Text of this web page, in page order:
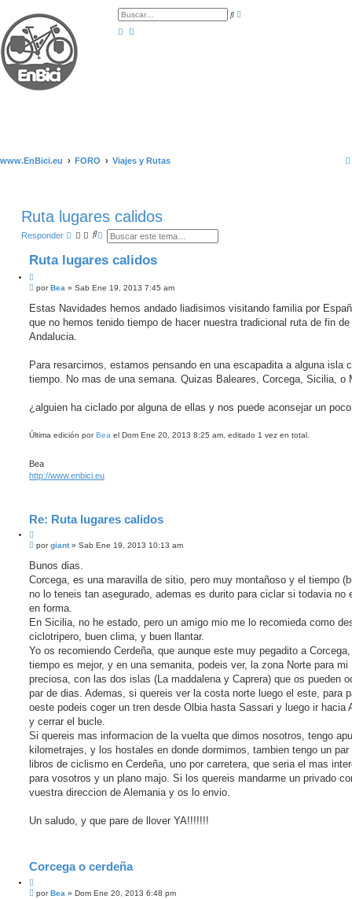
B
www.EnBici.eu FORO Viajes y Rutas
Ruta lugares calidos
Responder
B
c
B
q
d
a
a
d
Ruta lugares calidos
a
r
M
n
a
j
porBea » Sab Ene 19, 2013 7:45 am
Estas Navidades hemos andado liadisimos visitando familia por
que no hemos tenido tiempo de hacer nuestra tradicional ruta de fin de
Andalucia.
Para resarcirnos, estamos pensando en una escapadita a alguna isla
tiempo. No mas de una semana. Quizas Baleares, Corcega, Sicilia, o
¿alguien ha ciclado por alguna de ellas y nos puede aconsejar un
Última edición porBea el Dom Ene 20, 2013 8:25 am, editado 1 vez en total.
Bea
http://www.enbici.eu
Re: Ruta lugares calidos
a
r
M
n
a
j
porgiant» Sab Ene 19, 2013 10:13 am
Bunos dias.
Corcega, es una maravilla de sitio, pero muy montañoso y el tiempo
no lo teneis tan asegurado, ademas es durito para ciclar si todavia no
en forma.
En Sicilia, no he estado, pero un amigo mio me lo recomieda como
ciclotripero, buen clima, y buen llantar.
Yo os recomiendo Cerdeña, que aunque este muy pegadito a
tiempo es mejor, y en una semanita, podeis ver, la zona Norte para mi
preciosa, con las dos islas (La maddalena y Caprera) que os pueden
par de dias. Ademas, si quereis ver la costa norte luego el este, para
oeste podeis coger un tren desde Olbia hasta Sassari y luego ir hacia
y cerrar el bucle.
Si quereis mas informacion de la vuelta que dimos nosotros, tengo
kilometrajes, y los hostales en donde dormimos, tambien tengo un par
libros de ciclismo en Cerdeña, uno por carretera, que seria el mas
para vosotros y un plano majo. Si los quereis mandarme un privado
vuestra direccion de Alemania y os lo envio.
Un saludo, y que pare de llover YA!!!!!!!
Corcega o cerdeña
MporBea » Dom Ene 20, 2013 6:48 pm